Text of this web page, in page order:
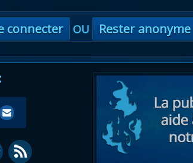
connecter OU Rester anonyme